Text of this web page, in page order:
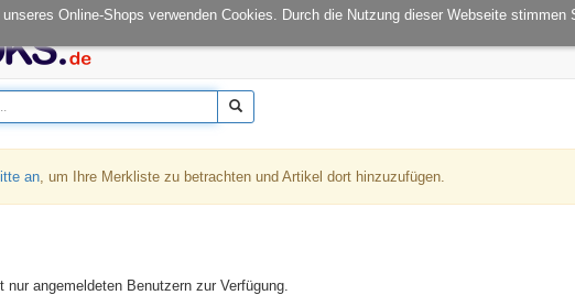
Online-Shops verwenden Cookies. Durch die Nutzung dieser Webseite stimmen
- Fr 08.00-14.30 onCampus:S1|03 E-Mail:info@tu-
an, um Ihre Merkliste zu betrachten und Artikel dort hinzuzufügen.
nur angemeldeten Benutzern zur Verfügung.